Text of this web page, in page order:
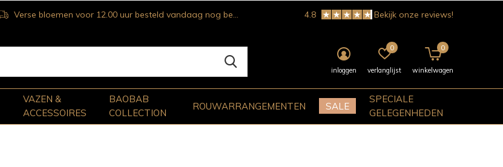
VAZEN &
ACCESSOIRES
BAOBAB
COLLECTION
ROUWARRANGEMENTEN SALE
SPECIALE
GELEGENHEDEN
inloggen verlanglijst
0
winkelwagen
0
Verse bloemen voor 12.00 uur besteld vandaag nog bezorgd! 4.8 Bekijk onze reviews!